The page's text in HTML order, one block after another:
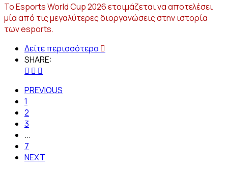
Το Esports World Cup 2026 ετοιμάζεται να αποτελέσει
μία από τις μεγαλύτερες διοργανώσεις στην ιστορία
των esports.
Δείτε περισσότερα
SHARE:
PREVIOUS
1
2
3
...
7
NEXT